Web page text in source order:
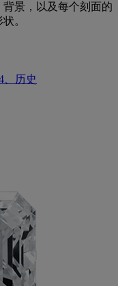
景，以及每个刻面的
。
、历史